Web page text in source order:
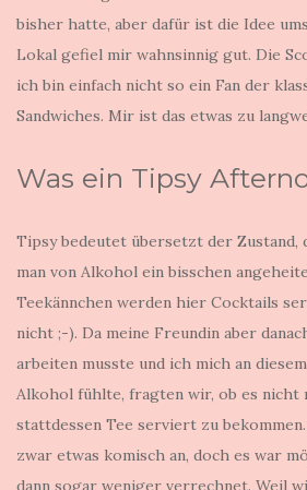
bisher hatte, aber dafür ist die Idee
Lokal gefiel mir wahnsinnig gut. Die
ich bin einfach nicht so ein Fan der
Sandwiches. Mir ist das etwas zu
Was ein Tipsy
Tipsy bedeutet übersetzt der Zustand,
man von Alkohol ein bisschen
Teekännchen werden hier Cocktails
nicht ;-). Da meine Freundin aber
arbeiten musste und ich mich an
Alkohol fühlte, fragten wir, ob es nicht
stattdessen Tee serviert zu
zwar etwas komisch an, doch es war
dann sogar weniger verrechnet. Weil